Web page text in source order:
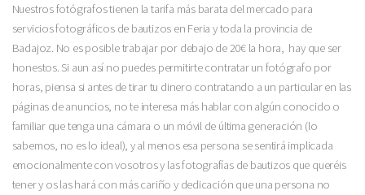
Nuestros fotógrafos tienen la tarifa más barata del mercado para
servicios fotográficos de bautizos en Feria y toda la provincia de
Badajoz. No es posible trabajar por debajo de 20€ la hora, hay que ser
honestos. Si aun así no puedes permitirte contratar un fotógrafo por
horas, piensa si antes de tirar tu dinero contratando a un particular en las
páginas de anuncios, no te interesa más hablar con algún conocido o
familiar que tenga una cámara o un móvil de última generación (lo
sabemos, no es lo ideal), y al menos esa persona se sentirá implicada
emocionalmente con vosotros y las fotografías de bautizos que queréis
tener y os las hará con más cariño y dedicación que una persona no